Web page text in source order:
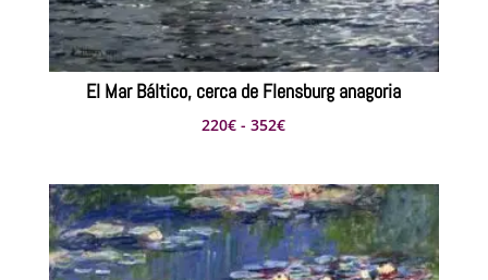
El Mar Báltico, cerca de Flensburg anagoria
220€ - 352€Rango
precios:
desde
220€
hasta